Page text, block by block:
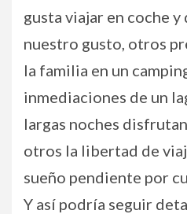
gusta viajar en coche
nuestro gusto, otros
la familia en un
inmediaciones de un
largas noches
otros la libertad de
sueño pendiente por
Y así podría seguir